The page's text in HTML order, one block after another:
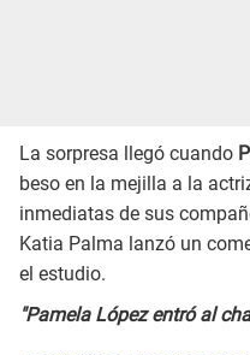
La sorpresa llegó cuando
beso en la mejilla a la
inmediatas de sus
Katia Palma lanzó un
el estudio.
"Pamela López entró al